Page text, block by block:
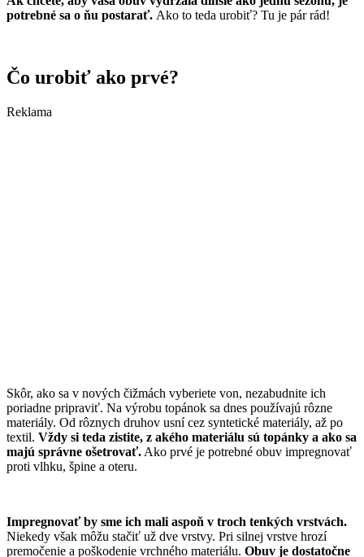
potrebné sa o ňu postarať. Ako to teda urobiť? Tu je pár rád!
Čo urobiť ako prvé?
Reklama
Skôr, ako sa v nových čižmách vyberiete von, nezabudnite ich
poriadne pripraviť. Na výrobu topánok sa dnes používajú rôzne
materiály. Od rôznych druhov usní cez syntetické materiály, až po
textil. Vždy si teda zistite, z akého materiálu sú topánky a ako sa
majú správne ošetrovať. Ako prvé je potrebné obuv impregnovať
proti vlhku, špine a oteru.
Impregnovať by sme ich mali aspoň v troch tenkých vrstvách.
Niekedy však môžu stačiť už dve vrstvy. Pri silnej vrstve hrozí
premočenie a poškodenie vrchného materiálu. Obuv je dostatočne